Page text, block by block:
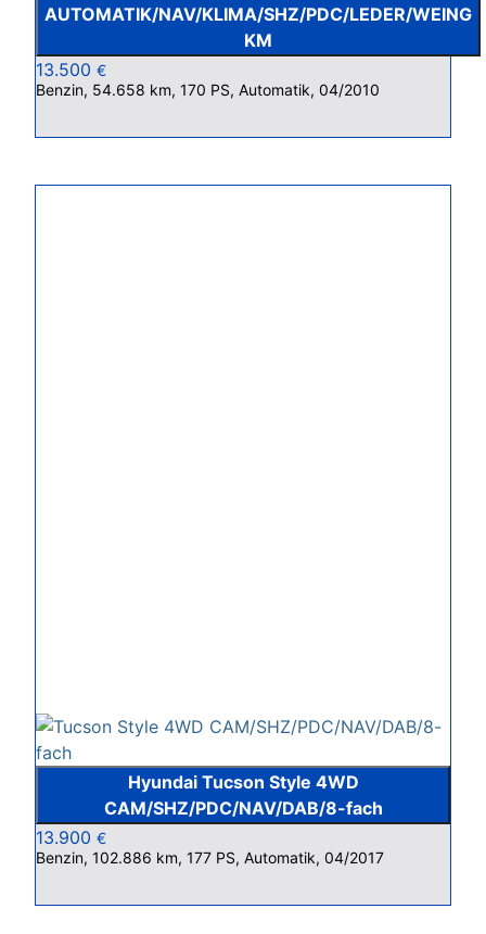
AUTOMATIK/NAV/KLIMA/SHZ/PDC/LEDER/WEING
KM
13.500 €
Benzin, 54.658 km, 170 PS, Automatik, 04/2010
Hyundai Tucson Style 4WD
CAM/SHZ/PDC/NAV/DAB/8-fach
13.900 €
Benzin, 102.886 km, 177 PS, Automatik, 04/2017